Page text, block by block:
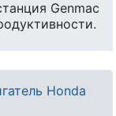
Genmac
Honda